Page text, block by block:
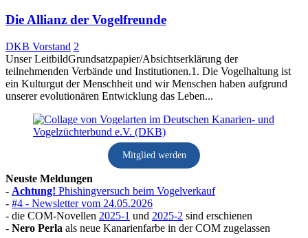
Die Allianz der Vogelfreunde
DKB Vorstand 2
Unser LeitbildGrundsatzpapier/Absichtserklärung der
teilnehmenden Verbände und Institutionen.1. Die Vogelhaltung ist
ein Kulturgut der Menschheit und wir Menschen haben aufgrund
unserer evolutionären Entwicklung das Leben...
Mitglied werden
Neuste Meldungen
- Achtung! Phishingversuch beim Vogelverkauf
- #4 - Newsletter vom 24.05.2026
- die COM-Novellen 2025-1 und 2025-2 sind erschienen
- Nero Perla als neue Kanarienfarbe in der COM zugelassen